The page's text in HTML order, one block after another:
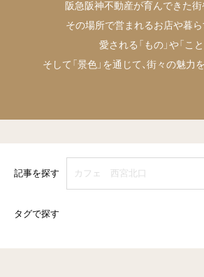
阪急阪神不動産が育んできた街
その場所で営まれるお店や暮らす
愛される「もの」や「こと
そして「景色」を通じて、街々の魅力
記事を探す
タグで探す